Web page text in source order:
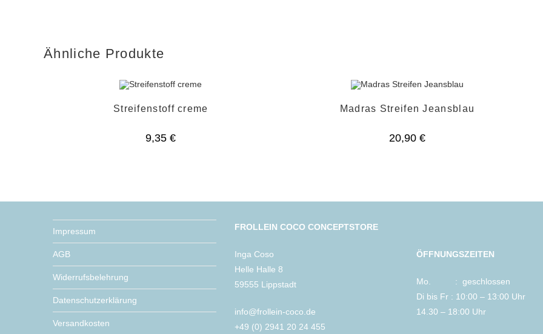
Ähnliche Produkte
Streifenstoff creme
9,35€
Madras Streifen Jeansblau
20,90 €
Impressum
AGB
Widerrufsbelehrung
Datenschutzerklärung
Versandkosten
FROLLEIN COCO CONCEPTSTORE
Inga Coso
Helle Halle 8
59555 Lippstadt
info@frollein-coco.de
+49 (0) 2941 20 24 455
ÖFFNUNGSZEITEN
Mo. : geschlossen
Di bis Fr : 10:00 – 13:00 Uhr
14.30 – 18:00 Uhr